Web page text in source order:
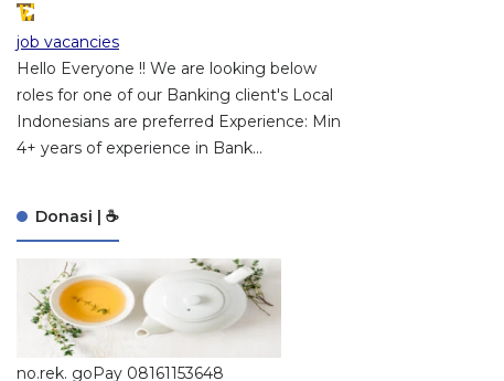
job vacancies
Hello Everyone !! We are looking below
roles for one of our Banking client's Local
Indonesians are preferred Experience: Min
4+ years of experience in Bank...
Donasi | ☕
no.rek. goPay 08161153648